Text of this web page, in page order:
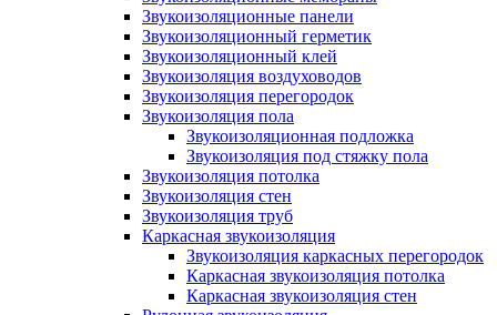
Звукоизоляционные панели
Звукоизоляционный герметик
Звукоизоляционный клей
Звукоизоляция воздуховодов
Звукоизоляция перегородок
Звукоизоляция пола
Звукоизоляционная подложка
Звукоизоляция под стяжку пола
Звукоизоляция потолка
Звукоизоляция стен
Звукоизоляция труб
Каркасная звукоизоляция
Звукоизоляция каркасных перегородок
Каркасная звукоизоляция потолка
Каркасная звукоизоляция стен